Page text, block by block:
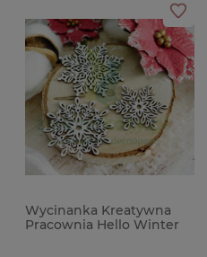
Wycinanka Kreatywna
Pracownia Hello Winter